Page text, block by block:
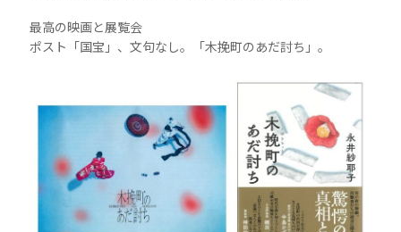
最高の映画と展覧会
ポスト「国宝」、文句なし。「木挽町のあだ討ち」。